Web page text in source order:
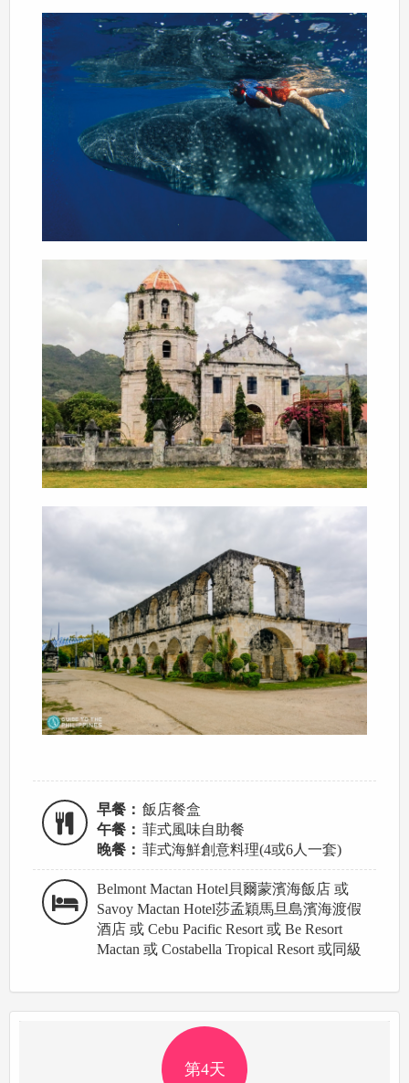
早餐： 飯店餐盒
午餐： 菲式風味自助餐
晚餐： 菲式海鮮創意料理(4或6人一套)
Belmont Mactan Hotel貝爾蒙濱海飯店 或
Savoy Mactan Hotel莎孟穎馬旦島濱海渡假
酒店 或 Cebu Pacific Resort 或 Be Resort
Mactan 或 Costabella Tropical Resort 或同級
第4天